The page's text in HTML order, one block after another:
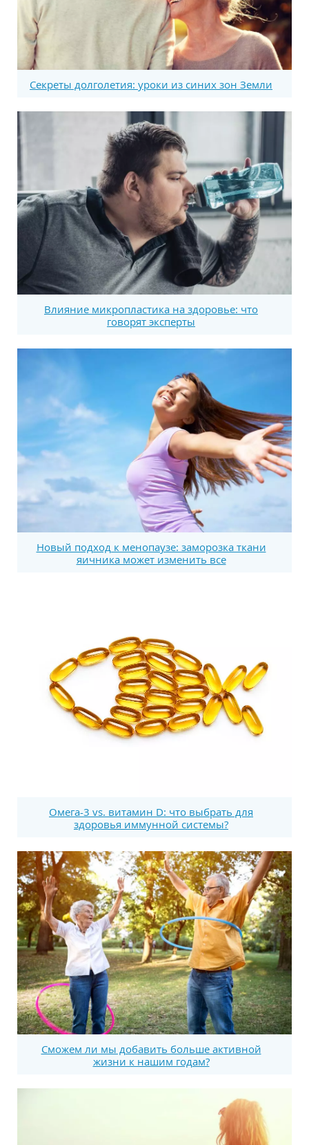
Секреты долголетия: уроки из синих зон Земли
Влияние микропластика на здоровье: что
говорят эксперты
Новый подход к менопаузе: заморозка ткани
яичника может изменить все
Омега-3 vs. витамин D: что выбрать для
здоровья иммунной системы?
Сможем ли мы добавить больше активной
жизни к нашим годам?